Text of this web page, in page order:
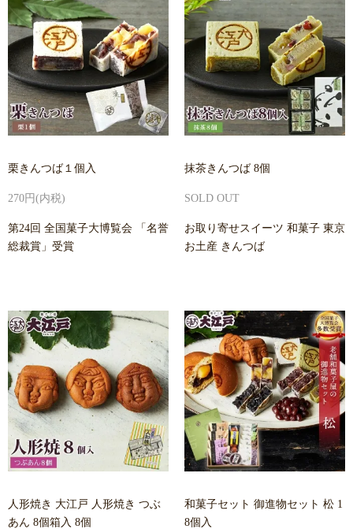
栗きんつば１個入
270円(内税)
第24回 全国菓子大博覧会 「名誉
総裁賞」受賞
抹茶きんつば 8個
SOLD OUT
お取り寄せスイーツ 和菓子 東京
お土産 きんつば
人形焼き 大江戸 人形焼き つぶ
あん 8個箱入 8個
和菓子セット 御進物セット 松 1
8個入